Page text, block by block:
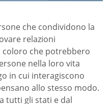
che condividono la
relazioni
coloro che potrebbero
nella loro vita
in cui interagiscono
allo stesso modo.
tutti gli stati e dal